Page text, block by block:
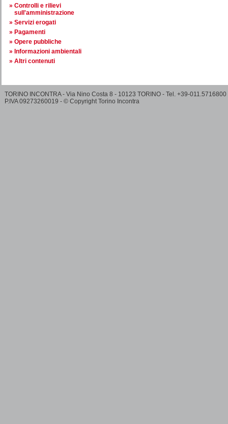
Controlli e rilievi
sull'amministrazione
Servizi erogati
Pagamenti
Opere pubbliche
Informazioni ambientali
Altri contenuti
TORINO INCONTRA - Via Nino Costa 8 - 10123 TORINO - Tel. +39-011.5716800
P.IVA 09273260019 - © Copyright Torino Incontra